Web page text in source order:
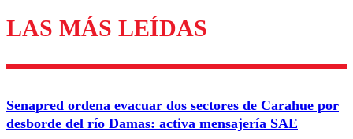
Enviar comentario
LAS MÁS LEÍDAS
Senapred ordena evacuar dos sectores de Carahue por
desborde del río Damas: activa mensajería SAE